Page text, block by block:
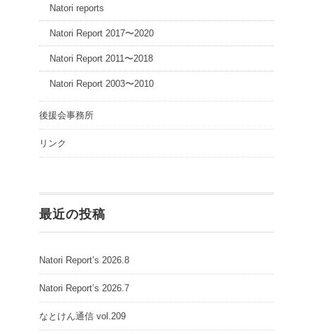
Natori reports
Natori Report 2017〜2020
Natori Report 2011〜2018
Natori Report 2003〜2010
後援会事務所
リンク
最近の投稿
Natori Report’s 2026.8
Natori Report’s 2026.7
なとけん通信 vol.209